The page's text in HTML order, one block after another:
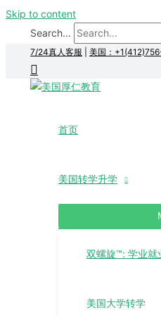
Skip to content
Search...
7/24真人客服 美国：
首页
美国转学升学
双螺旋™: 学业就
美国大学转学